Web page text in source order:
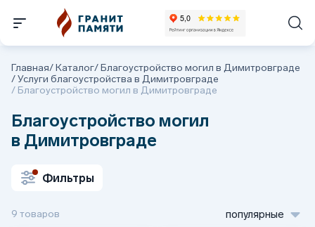
Главная/Каталог/Благоустройство могил в Димитровграде
/Услуги благоустройства в Димитровграде
/ Благоустройство могил в Димитровграде
Благоустройство могил
в Димитровграде
Фильтры
9 товаров популярные